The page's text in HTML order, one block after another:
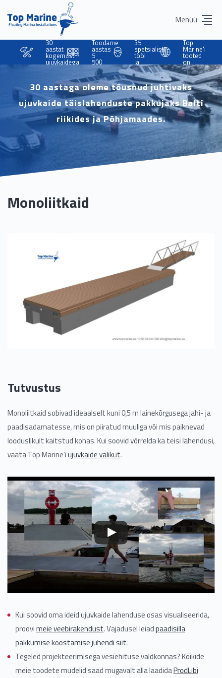
Menüü
30
aastat
kogemust
ujuvkaidega
Toodame
aastas
5
500
m
ujuvkaisid
35
spetsialisti
tööl
ja
sind
aitamas
Top
Marine'i
tooted
on
jõudnud
26
riiki
30 aastaga oleme tõusnud juhtivaks
ujuvkaide täislahenduste pakkujaks Balti
riikides ja Põhjamaades.
Monoliitkaid
Tutvustus
Monoliitkaid sobivad ideaalselt kuni 0,5 m lainekõrgusega jahi- ja
paadisadamatesse, mis on piiratud muuliga või mis paiknevad
looduslikult kaitstud kohas. Kui soovid võrrelda ka teisi lahendusi,
vaata Top Marine’iujuvkaide valikut.
Kui soovid oma ideid ujuvkaide lahenduse osas visualiseerida,
proovimeie veebirakendust. Vajadusel leiadpaadisilla
pakkumise koostamise juhendi siit.
Tegeled projekteerimisega vesiehituse valdkonnas? Kõikide
meie toodete mudelid saad mugavalt alla laadidaProdLibi